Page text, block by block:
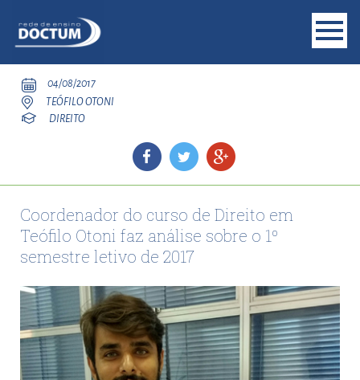
04/08/2017
TEÓFILO OTONI
DIREITO
Coordenador do curso de Direito em
Teófilo Otoni faz análise sobre o 1º
semestre letivo de 2017